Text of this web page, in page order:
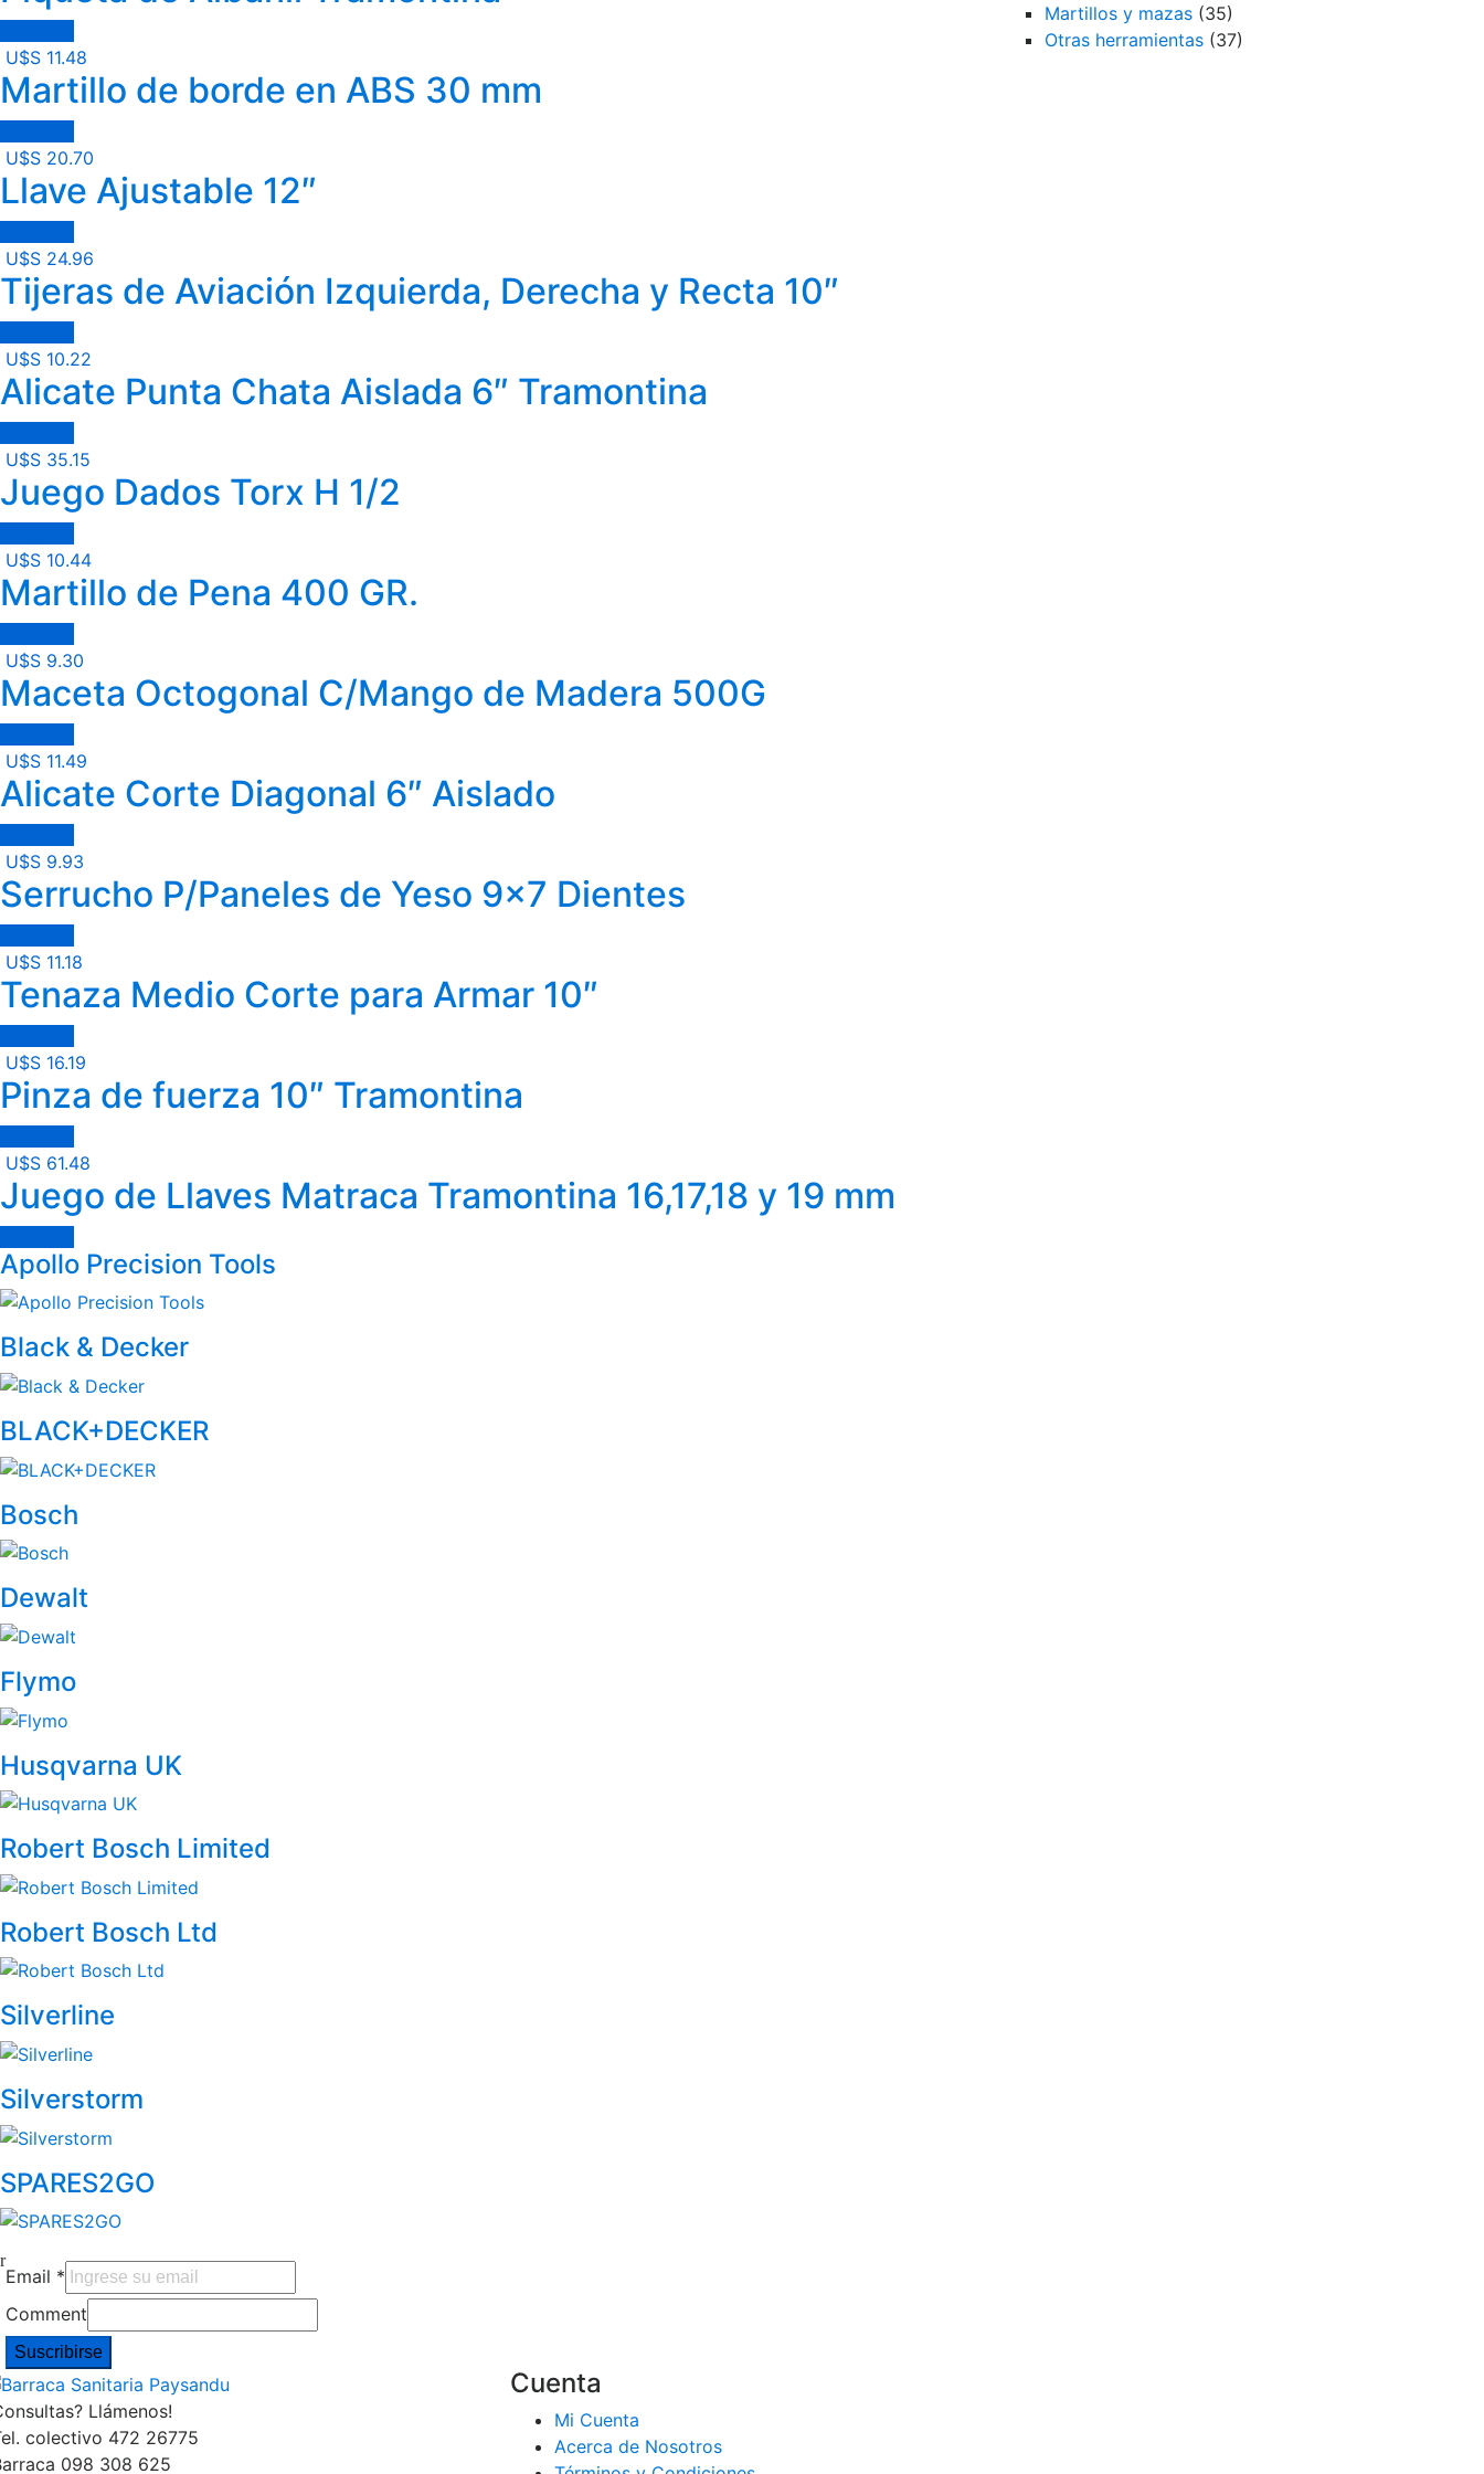
U$S 11.48
Martillo de borde en ABS 30 mm
U$S 20.70
Llave Ajustable 12″
U$S 24.96
Tijeras de Aviación Izquierda, Derecha y Recta 10″
U$S 10.22
Alicate Punta Chata Aislada 6″ Tramontina
U$S 35.15
Juego Dados Torx H 1/2
U$S 10.44
Martillo de Pena 400 GR.
U$S 9.30
Maceta Octogonal C/Mango de Madera 500G
U$S 11.49
Alicate Corte Diagonal 6″ Aislado
U$S 9.93
Serrucho P/Paneles de Yeso 9×7 Dientes
U$S 11.18
Tenaza Medio Corte para Armar 10″
U$S 16.19
Pinza de fuerza 10″ Tramontina
U$S 61.48
Juego de Llaves Matraca Tramontina 16,17,18 y 19 mm
Martillos y mazas (35)
Otras herramientas (37)
Brands
Carousel
Apollo Precision Tools
Black & Decker
BLACK+DECKER
Bosch
Dewalt
Flymo
Husqvarna UK
Robert Bosch Limited
Robert Bosch Ltd
Silverline
Silverstorm
SPARES2GO
Email *
Comment
Suscribirse
Llámenos!
colectivo 472 26775
098 308 625
Cuenta
Mi Cuenta
Acerca de Nosotros